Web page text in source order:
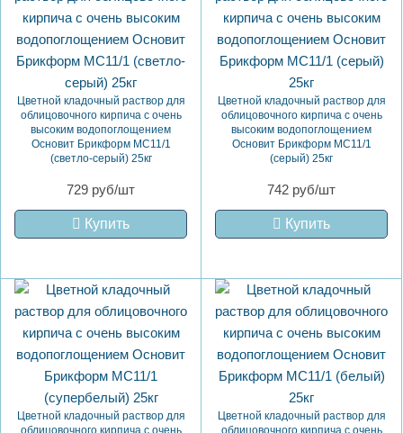
Цветной кладочный раствор для
облицовочного кирпича с очень
высоким водопоглощением
Основит Брикформ MC11/1
(светло-серый) 25кг
729 руб/шт
Купить
Цветной кладочный раствор для
облицовочного кирпича с очень
высоким водопоглощением
Основит Брикформ MC11/1
(серый) 25кг
742 руб/шт
Купить
Цветной кладочный раствор для
облицовочного кирпича с очень
Цветной кладочный раствор для
облицовочного кирпича с очень